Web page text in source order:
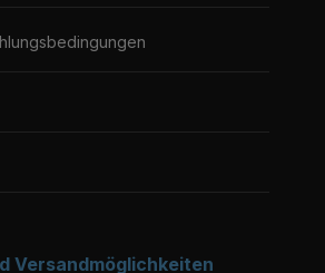
Versandmöglichkeiten